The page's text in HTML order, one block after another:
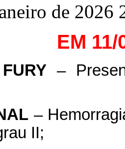
de 2026
EM 11/
–
–
II;